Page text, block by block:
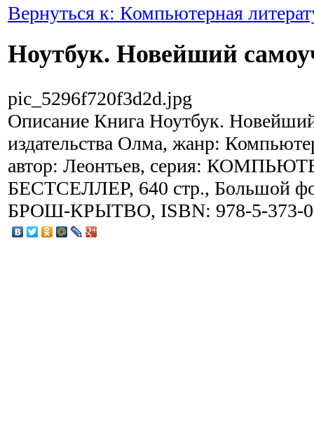
Вернуться к: Компьютерная
Ноутбук. Новейший
pic_5296f720f3d2d.jpg
Описание Книга Ноутбук.
издательства Олма, жанр:
автор: Леонтьев, серия:
БЕСТСЕЛЛЕР, 640 стр., Большой
БРОШ-КРЫТВО, ISBN: 978-5-373-